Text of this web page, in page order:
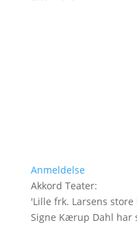
Anmeldelse
Akkord Teater:
'Lille frk. Larsens
Signe Kærup Dahl har